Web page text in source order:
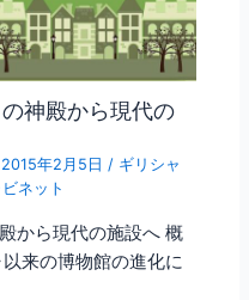
神殿から現代の
2015年2月5日/ ギリシャ
ネット
から現代の施設へ 概
来の博物館の進化に